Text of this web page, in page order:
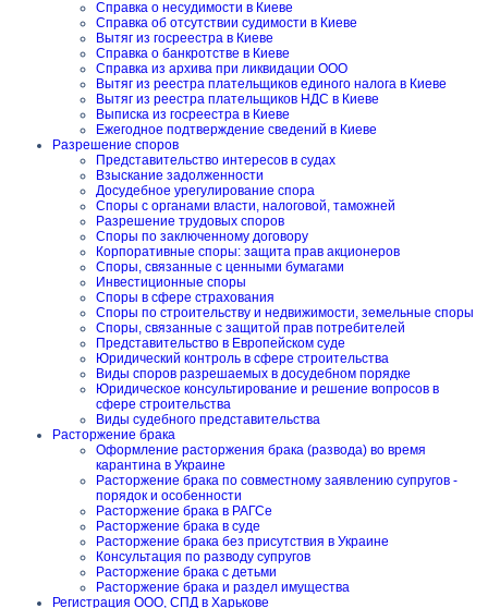
Справка о несудимости в Киеве
Справка об отсутствии судимости в Киеве
Вытяг из госреестра в Киеве
Справка о банкротстве в Киеве
Справка из архива при ликвидации ООО
Вытяг из реестра плательщиков единого налога в Киеве
Вытяг из реестра плательщиков НДС в Киеве
Выписка из госреестра в Киеве
Ежегодное подтверждение сведений в Киеве
Разрешение споров
Представительство интересов в судах
Взыскание задолженности
Досудебное урегулирование спора
Споры с органами власти, налоговой, таможней
Разрешение трудовых споров
Споры по заключенному договору
Корпоративные споры: защита прав акционеров
Споры, связанные с ценными бумагами
Инвестиционные споры
Споры в сфере страхования
Споры по строительству и недвижимости, земельные споры
Споры, связанные с защитой прав потребителей
Представительство в Европейском суде
Юридический контроль в сфере строительства
Виды споров разрешаемых в досудебном порядке
Юридическое консультирование и решение вопросов в
сфере строительства
Виды судебного представительства
Расторжение брака
Оформление расторжения брака (развода) во время
карантина в Украине
Расторжение брака по совместному заявлению супругов -
порядок и особенности
Расторжение брака в РАГСе
Расторжение брака в суде
Расторжение брака без присутствия в Украине
Консультация по разводу супругов
Расторжение брака с детьми
Расторжение брака и раздел имущества
Регистрация ООО, СПД в Харькове